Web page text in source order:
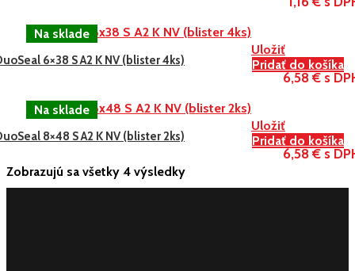
Uložiť
Pridať do košíka
6×38 S A2 K NV (blister 4ks)
6,58 € s
Uložiť
Pridať do košíka
8×48 S A2 K NV (blister 2ks)
6,58 € s
Zobrazujú sa všetky 4 výsledky